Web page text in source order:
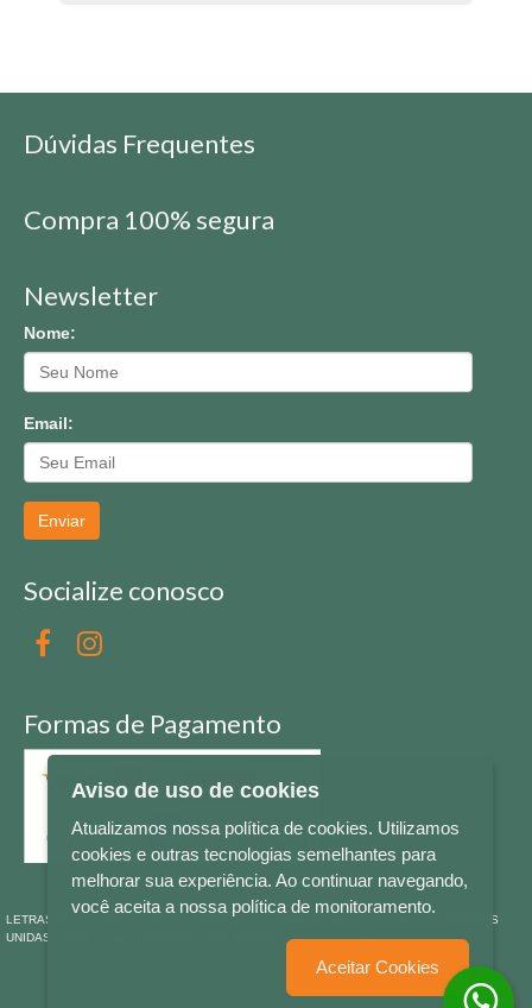
Dúvidas Frequentes
Compra 100% segura
Newsletter
Nome:
Email:
Enviar
Socialize conosco
Formas de Pagamento
LETRAS & CIA - CNPJ n° 88.587.548/0001-20 - Térreo Bourbon Shopping - AV. NAÇÕES
UNIDAS , 2001 - Lojas 1064/1065 - RIO BRANCO - - NOVO HAMBURGO - RS
Aviso de uso de cookies
Atualizamos nossa política de cookies. Utilizamos
cookies e outras tecnologias semelhantes para
melhorar sua experiência. Ao continuar navegando,
você aceita a nossa política de monitoramento.
Aceitar Cookies